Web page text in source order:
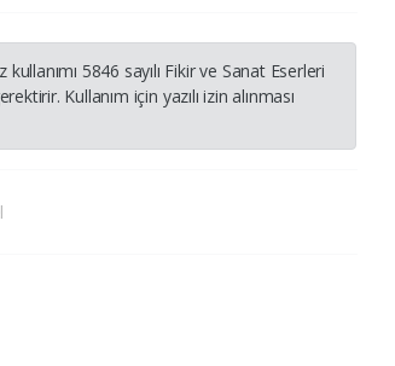
5846 sayılı Fikir ve Sanat Eserleri
Kullanım için yazılı izin alınması